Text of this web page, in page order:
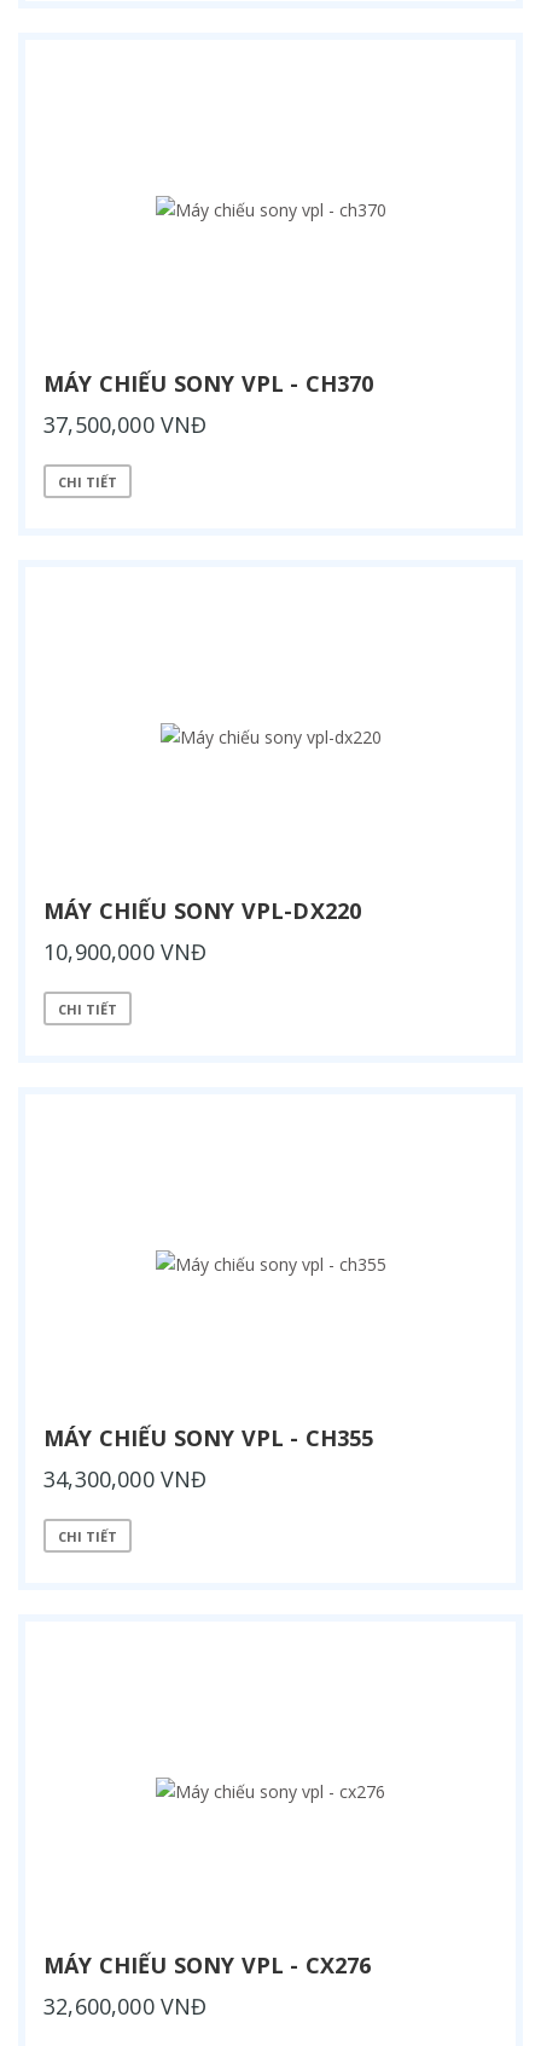
MÁY CHIẾU SONY VPL - CH370
37,500,000 VNĐ
CHI TIẾT
MÁY CHIẾU SONY VPL-DX220
10,900,000 VNĐ
CHI TIẾT
MÁY CHIẾU SONY VPL - CH355
34,300,000 VNĐ
CHI TIẾT
MÁY CHIẾU SONY VPL - CX276
32,600,000 VNĐ